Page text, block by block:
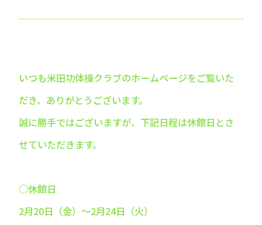
いつも米田功体操クラブのホームページをご覧いた
だき、ありがとうございます。
誠に勝手ではございますが、下記日程は休館日とさ
せていただきます。
○休館日
2月20日（金）〜2月24日（火）